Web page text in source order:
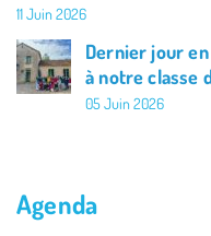
11 Juin 2026
Dernier jour
à notre classe
05 Juin 2026
Agenda